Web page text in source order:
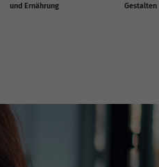
und Ernährung
Gestalten